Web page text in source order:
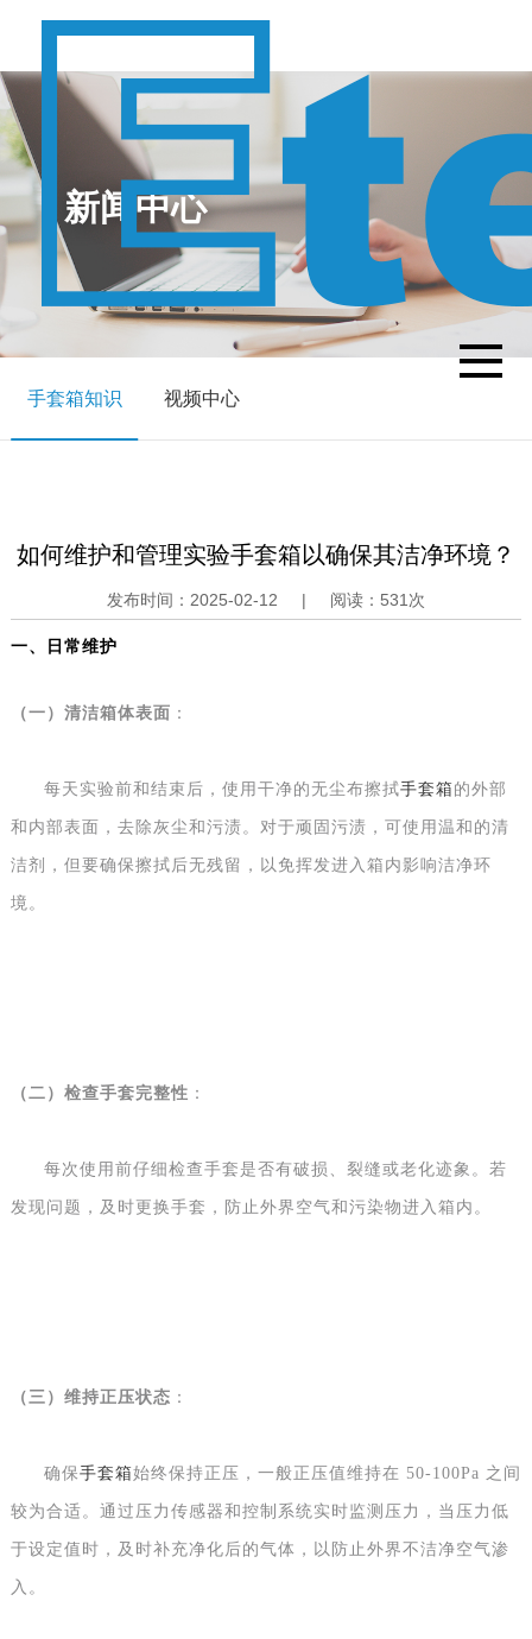
新闻中心
手套箱知识 视频中心
如何维护和管理实验手套箱以确保其洁净环境？
发布时间： 2025-02-12 | 阅读： 531次
一、 日常维护
（一 ） 清洁箱体表面 ：
每天实验前和结束后，使用干净的无尘布擦拭手套箱的外部
和内部表面，去除灰尘和污渍。对于顽固污渍，可使用温和的清
洁剂，但要确保擦拭后无残留，以免挥发进入箱内影响洁净环
境。
（二 ） 检查手套完整性 ：
每次使用前仔细检查手套是否有破损、裂缝或老化迹象。若
发现问题，及时更换手套，防止外界空气和污染物进入箱内。
（三 ） 维持正压状态 ：
确保手套箱始终保持正压，一般正压值维持在 50-100Pa 之间
较为合适。通过压力传感器和控制系统实时监测压力，当压力低
于设定值时，及时补充净化后的气体，以防止外界不洁净空气渗
入。